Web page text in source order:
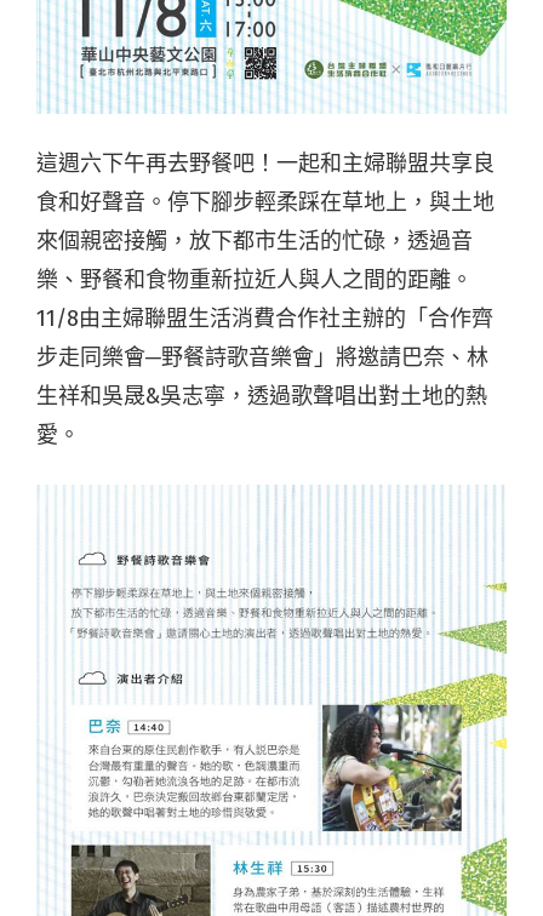
這週六下午再去野餐吧！一起和主婦聯盟共享良
食和好聲音。停下腳步輕柔踩在草地上，與土地
來個親密接觸，放下都市生活的忙碌，透過音
樂、野餐和食物重新拉近人與人之間的距離。
11/8由主婦聯盟生活消費合作社主辦的「合作齊
步走同樂會─野餐詩歌音樂會」將邀請巴奈、林
生祥和吳晟&吳志寧，透過歌聲唱出對土地的熱
愛。